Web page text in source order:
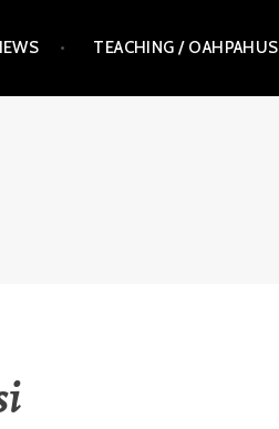
TEACHING / OAHPAHUS